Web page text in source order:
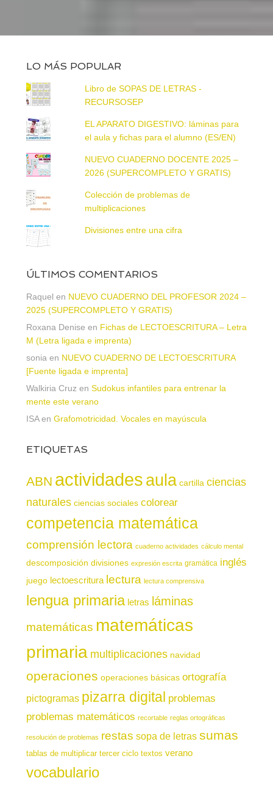
LO MÁS POPULAR
Libro de SOPAS DE LETRAS -
RECURSOSEP
EL APARATO DIGESTIVO: láminas para
el aula y fichas para el alumno (ES/EN)
NUEVO CUADERNO DOCENTE 2025 –
2026 (SUPERCOMPLETO Y GRATIS)
Colección de problemas de
multiplicaciones
Divisiones entre una cifra
ÚLTIMOS COMENTARIOS
Raquel en NUEVO CUADERNO DEL PROFESOR 2024 –
2025 (SUPERCOMPLETO Y GRATIS)
Roxana Denise en Fichas de LECTOESCRITURA – Letra
M (Letra ligada e imprenta)
sonia en NUEVO CUADERNO DE LECTOESCRITURA
[Fuente ligada e imprenta]
Walkiria Cruz en Sudokus infantiles para entrenar la
mente este verano
ISAen Grafomotricidad. Vocales en mayúscula
ETIQUETAS
ABN actividadesaula cartilla ciencias
naturales ciencias sociales colorear
competencia matemática
comprensión lectora cuaderno actividades cálculo mental
descomposición divisiones expresión escrita gramática inglés
juego lectoescritura lectura lectura comprensiva
lengua primaria letras láminas
matemáticas matemáticas
primaria multiplicaciones navidad
operaciones operaciones básicas ortografía
pictogramas pizarra digital problemas
problemas matemáticos recortable reglas ortográficas
resolución de problemas restas sopa de letras sumas
tablas de multiplicar tercer ciclo textos verano
vocabulario